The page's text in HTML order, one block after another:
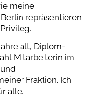
meine
repräsentieren
alt, Diplom-
Mitarbeiterin im
Fraktion. Ich
alle.